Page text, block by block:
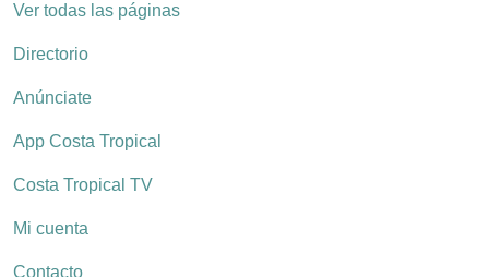
Ver todas las páginas
Directorio
Anúnciate
App Costa Tropical
Costa Tropical TV
Mi cuenta
Contacto